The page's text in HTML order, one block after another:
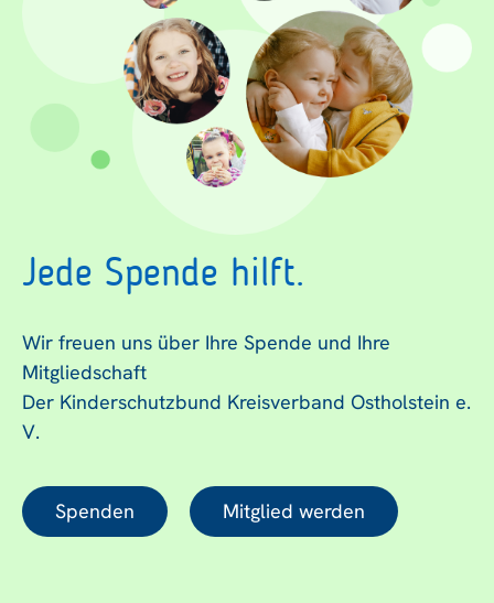
Jede Spende hilft.
Wir freuen uns über Ihre Spende und Ihre
Mitgliedschaft
Der Kinderschutzbund Kreisverband Ostholstein e.
V.
Spenden Mitglied werden